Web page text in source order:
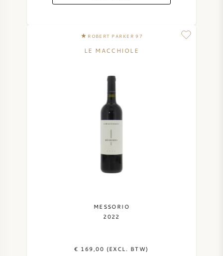
ROBERT PARKER 97
LE MACCHIOLE
MESSORIO
2022
€ 169,00 (EXCL. BTW)